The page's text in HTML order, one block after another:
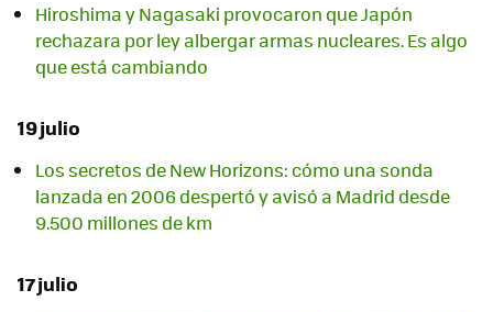
Hiroshima y Nagasaki provocaron que Japón
rechazara por ley albergar armas nucleares. Es algo
que está cambiando
19 julio
Los secretos de New Horizons: cómo una sonda
lanzada en 2006 despertó y avisó a Madrid desde
9.500 millones de km
17 julio